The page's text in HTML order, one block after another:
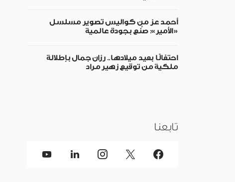
أحمد عز من كواليس تصوير مسلسل
«الأمير»: صُنع بجودة عالمية
احتفالًا بعيد ميلادها.. رزان جمال بإطلالة
ملكية من توقيع زهير مراد
تابعنا